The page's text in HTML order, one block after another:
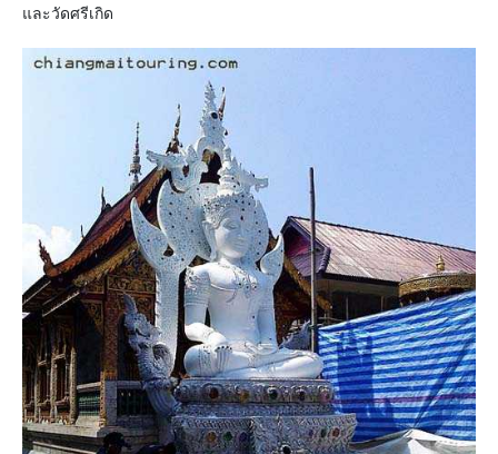
และวัดศรีเกิด